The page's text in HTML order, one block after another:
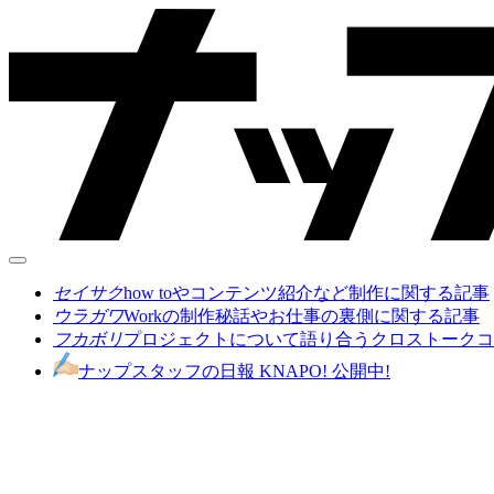
セイサクhow toやコンテンツ紹介など制作に関する記事
ウラガワWorkの制作秘話やお仕事の裏側に関する記事
フカボリプロジェクトについて語り合うクロストーク
ナップスタッフの日報 KNAPO! 公開中!